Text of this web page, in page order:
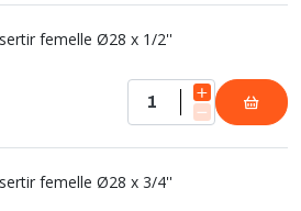
femelle Ø28 x 1/2''
femelle Ø28 x 3/4''